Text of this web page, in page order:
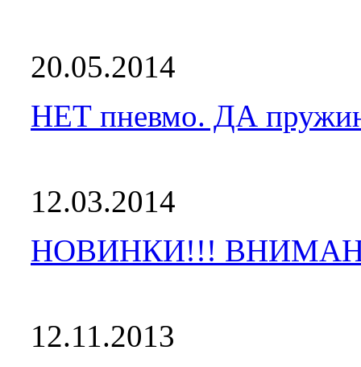
20.05.2014
НЕТ пневмо. ДА
12.03.2014
НОВИНКИ!!!
12.11.2013